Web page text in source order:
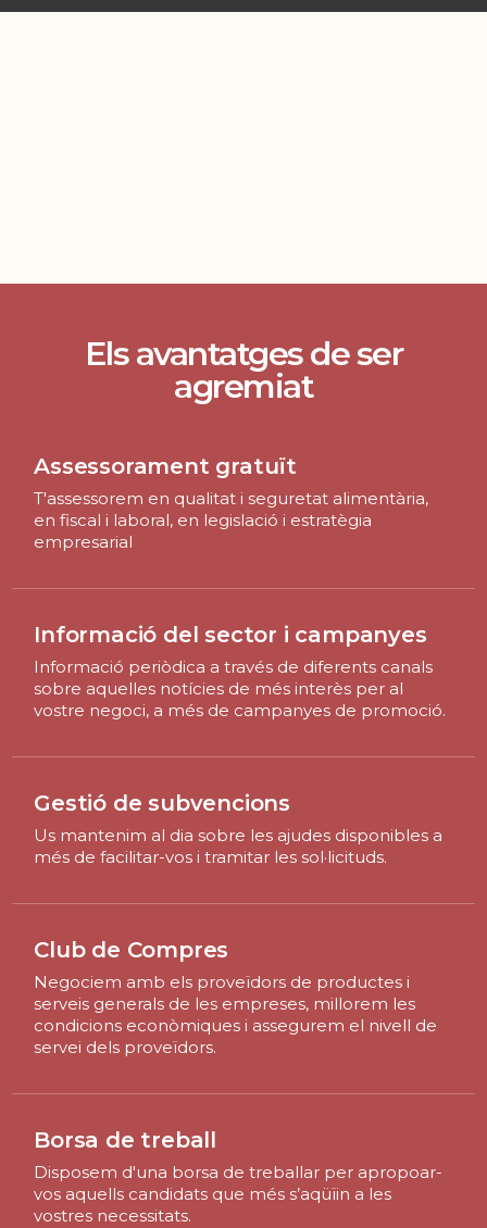
Els avantatges de ser
agremiat
Assessorament gratuït
T'assessorem en qualitat i seguretat alimentària,
en fiscal i laboral, en legislació i estratègia
empresarial
Informació del sector i campanyes
Informació periòdica a través de diferents canals
sobre aquelles notícies de més interès per al
vostre negoci, a més de campanyes de promoció.
Gestió de subvencions
Us mantenim al dia sobre les ajudes disponibles a
més de facilitar-vos i tramitar les sol·licituds.
Club de Compres
Negociem amb els proveïdors de productes i
serveis generals de les empreses, millorem les
condicions econòmiques i assegurem el nivell de
servei dels proveïdors.
Borsa de treball
Disposem d'una borsa de treballar per apropoar-
vos aquells candidats que més s’aqüïin a les
vostres necessitats.